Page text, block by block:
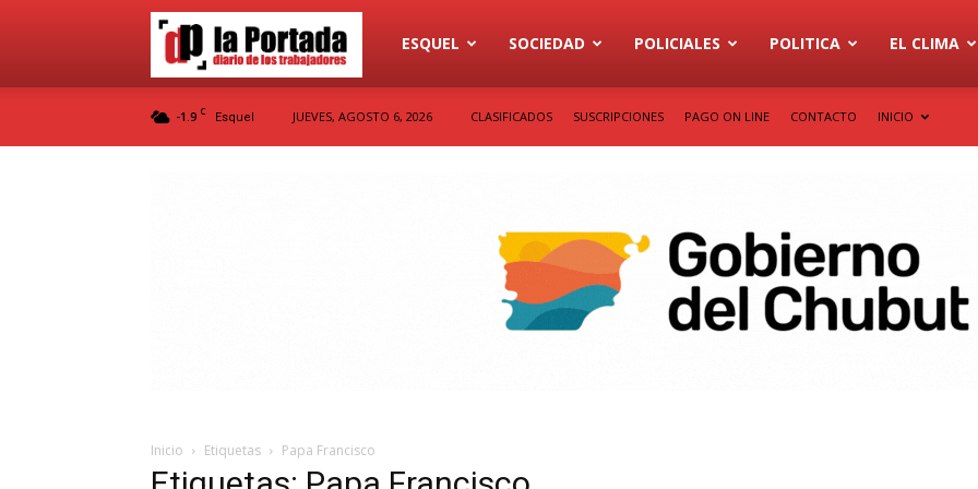
Diario
La
ESQUEL SOCIEDAD POLICIALES POLITICA EL CLIMA
-1.9 C Esquel JUEVES, AGOSTO 6, 2026 CLASIFICADOS SUSCRIPCIONES PAGO ON LINE CONTACTO INICIO
Inicio Etiquetas Papa Francisco